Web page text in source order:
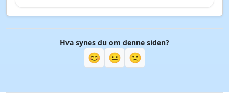
Hva synes du om denne siden?
😊 😐 🙁